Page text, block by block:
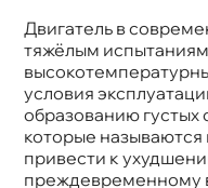
Двигатель в
тяжёлым
условия
образованию густых
которые
привести к
преждевременному